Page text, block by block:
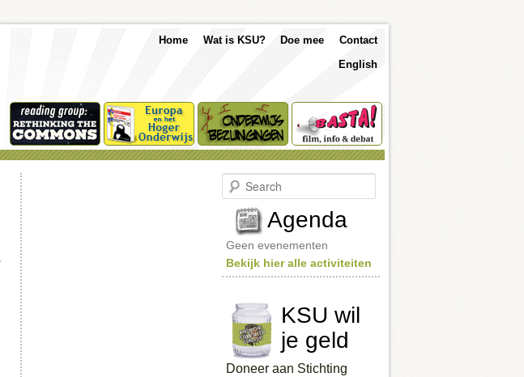
TopSkip
content
Skip
content
Contact
Doe mee
Wat is KSU?
Home
English
Top
Feature
Menu
Skip
to
primary
Skip
to
secondary
e
c
h
Agenda
Geen evenementen
Bekijk hier alle activiteiten
KSU wil
je geld
Doneer aan Stichting